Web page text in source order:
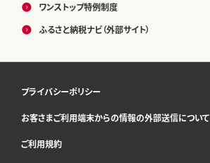
ワンストップ特例制度
ふるさと納税ナビ（外部サイト）
プライバシーポリシー
お客さまご利用端末からの情報の外部送信について
ご利用規約